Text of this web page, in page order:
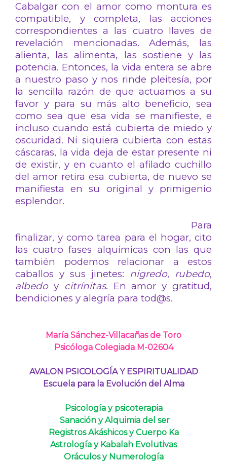
Cabalgar con el amor como montura es
compatible, y completa, las acciones
correspondientes a las cuatro llaves de
revelación mencionadas. Además, las
alienta, las alimenta, las sostiene y las
potencia. Entonces, la vida entera se abre
a nuestro paso y nos rinde pleitesía, por
la sencilla razón de que actuamos a su
favor y para su más alto beneficio, sea
como sea que esa vida se manifieste, e
incluso cuando está cubierta de miedo y
oscuridad. Ni siquiera cubierta con estas
cáscaras, la vida deja de estar presente ni
de existir, y en cuanto el afilado cuchillo
del amor retira esa cubierta, de nuevo se
manifiesta en su original y primigenio
esplendor.
Para
finalizar, y como tarea para el hogar, cito
las cuatro fases alquímicas con las que
también podemos relacionar a estos
caballos y sus jinetes: nigredo, rubedo,
albedoy citrínitas. En amor y gratitud,
bendiciones y alegría para tod@s.
María Sánchez-Villacañas de Toro
Psicóloga Colegiada M-02604
AVALON PSICOLOGÍA Y ESPIRITUALIDAD
Escuela para la Evolución del Alma
Psicología y psicoterapia
Sanación y Alquimia del ser
Registros Akáshicos y Cuerpo Ka
Astrología y Kabalah Evolutivas
Oráculos y Numerología